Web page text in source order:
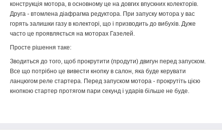
конструкція мотора, в основному це на довгих впускних колекторів.
Друга - втомлена діафрагма редуктора. При запуску мотора у вас
горять залишки газу в колекторі, що і призводить до вибухів. Дуже
часто це проявляється на моторах Газелей.
Просте рішення таке:
Зводиться до того, щоб прокрутити (продути) двигун перед запуском.
Все що потрібно це вивести кнопку в салон, яка буде керувати
ланцюгом реле стартера. Перед запуском мотора - прокрутіть цією
кнопкою стартер протягом пари секунд і ударів більше не буде.